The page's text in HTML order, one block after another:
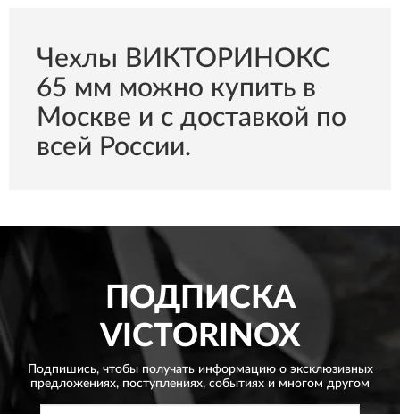
Чехлы ВИКТОРИНОКС
65 мм можно купить в
Москве и с доставкой по
всей России.
ПОДПИСКА
VICTORINOX
Подпишись, чтобы получать информацию о эксклюзивных
предложениях, поступлениях, событиях и многом другом